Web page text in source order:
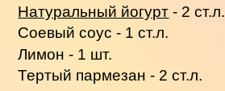
Натуральный йогурт - 2 ст.л.
Соевый соус - 1 ст.л.
Лимон - 1 шт.
Тертый пармезан - 2 ст.л.